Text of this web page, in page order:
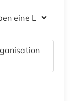
eine Lizenz